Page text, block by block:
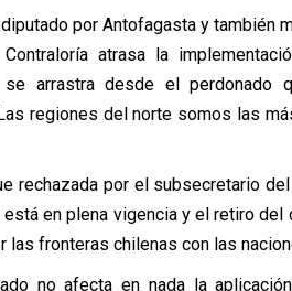
por Antofagasta y también
atrasa la
se arrastra desde el
regiones del norte somos las
rechazada por el subsecretario
en plena vigencia y el retiro
las fronteras chilenas con las
no afecta en nada la